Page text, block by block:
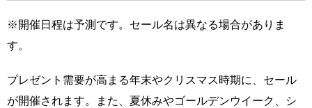
※開催日程は予測です。セール名は異なる場合がありま
す。
プレゼント需要が高まる年末やクリスマス時期に、セール
が開催されます。また、夏休みやゴールデンウイーク、シ